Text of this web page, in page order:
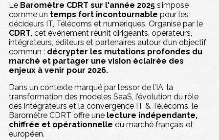
Le Baromètre CDRT sur l'année 2025 s’impose
comme un temps fort incontournable pour les
décideurs IT, Télécoms et numériques. Organisé par le
CDRT, cet événement réunit dirigeants, opérateurs,
intégrateurs, éditeurs et partenaires autour d’un objectif
commun : décrypter les mutations profondes du
marché et partager une vision éclairée des
enjeux à venir pour 2026.
Dans un contexte marqué par l’essor de l’IA, la
transformation des modèles SaaS, l’évolution du rôle
des intégrateurs et la convergence IT & Télécoms, le
Baromètre CDRT offre une lecture indépendante,
chiffrée et opérationnelle du marché français et
européen.